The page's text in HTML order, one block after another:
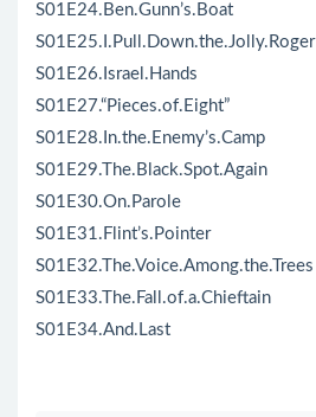
S01E24.Ben.Gunn’s.Boat
S01E25.I.Pull.Down.the.Jolly.Roger
S01E26.Israel.Hands
S01E27.“Pieces.of.Eight”
S01E28.In.the.Enemy’s.Camp
S01E29.The.Black.Spot.Again
S01E30.On.Parole
S01E31.Flint’s.Pointer
S01E32.The.Voice.Among.the.Trees
S01E33.The.Fall.of.a.Chieftain
S01E34.And.Last